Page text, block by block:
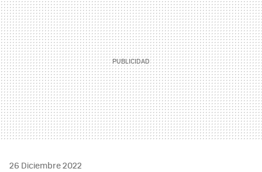
26 Diciembre 2022